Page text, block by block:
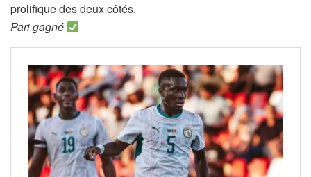
prolifique des deux côtés.
Pari gagné